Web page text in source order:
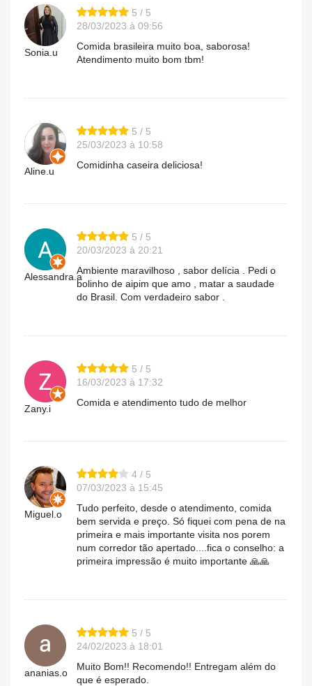
Sonia.u
5 / 5
28/03/2023 à 09:56
Comida brasileira muito boa, saborosa!
Atendimento muito bom tbm!
Aline.u
5 / 5
25/03/2023 à 10:58
Comidinha caseira deliciosa!
Alessandra.a
5 / 5
20/03/2023 à 20:21
Ambiente maravilhoso , sabor delícia . Pedi o
bolinho de aipim que amo , matar a saudade
do Brasil. Com verdadeiro sabor .
Zany.i
5 / 5
16/03/2023 à 17:32
Comida e atendimento tudo de melhor
Miguel.o
4 / 5
07/03/2023 à 15:45
Tudo perfeito, desde o atendimento, comida
bem servida e preço. Só fiquei com pena de na
primeira e mais importante visita nos porem
num corredor tão apertado....fica o conselho: a
primeira impressão é muito importante 🙏🙏
ananias.o
5 / 5
24/02/2023 à 18:01
Muito Bom!! Recomendo!! Entregam além do
que é esperado.